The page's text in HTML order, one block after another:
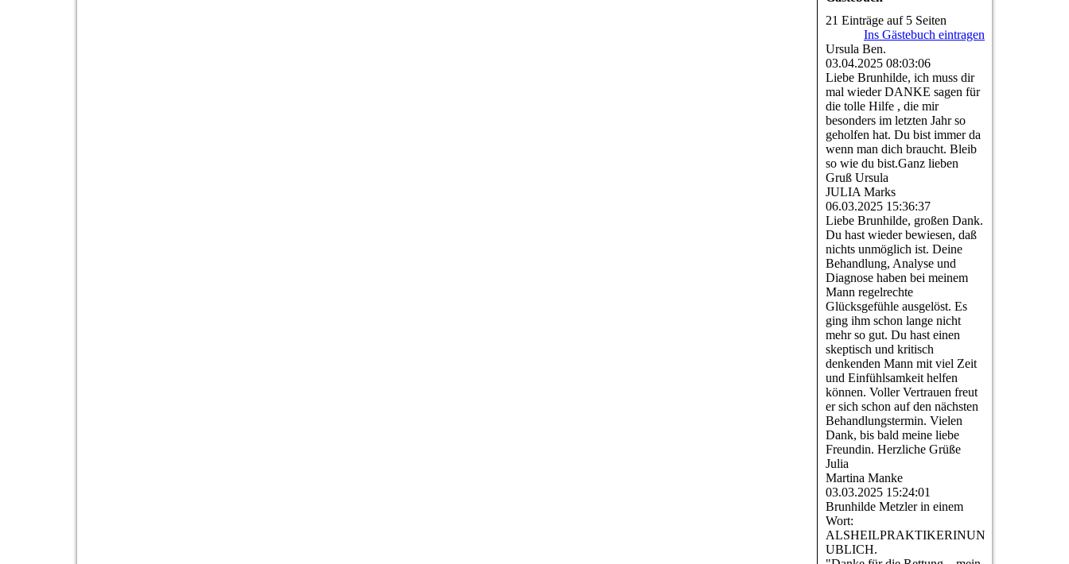
21 Einträge auf 5 Seiten
Ins Gästebuch eintragen
Ursula Ben.
03.04.2025 08:03:06
Liebe Brunhilde, ich muss dir
mal wieder DANKE sagen für
die tolle Hilfe , die mir
besonders im letzten Jahr so
geholfen hat. Du bist immer da
wenn man dich braucht. Bleib
so wie du bist.Ganz lieben
Gruß Ursula
JULIA Marks
06.03.2025 15:36:37
Liebe Brunhilde, großen Dank.
Du hast wieder bewiesen, daß
nichts unmöglich ist. Deine
Behandlung, Analyse und
Diagnose haben bei meinem
Mann regelrechte
Glücksgefühle ausgelöst. Es
ging ihm schon lange nicht
mehr so gut. Du hast einen
skeptisch und kritisch
denkenden Mann mit viel Zeit
und Einfühlsamkeit helfen
können. Voller Vertrauen freut
er sich schon auf den nächsten
Behandlungstermin. Vielen
Dank, bis bald meine liebe
Freundin. Herzliche Grüße
Julia
Martina Manke
03.03.2025 15:24:01
Brunhilde Metzler in einem
Wort:
ALSHEILPRAKTIKERINUNGLA­
UBLICH.­